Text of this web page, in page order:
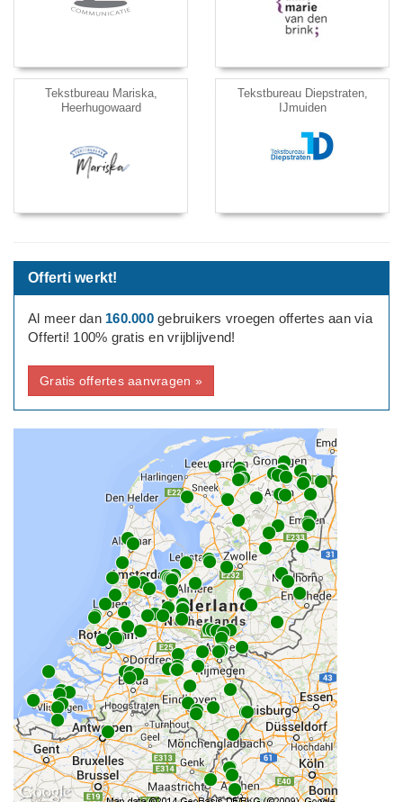
Tekstbureau Mariska,
Heerhugowaard
Tekstbureau Diepstraten,
IJmuiden
Offerti werkt!
Al meer dan 160.000gebruikers vroegen offertes aan via
Offerti! 100% gratis en vrijblijvend!
Gratis offertes aanvragen »